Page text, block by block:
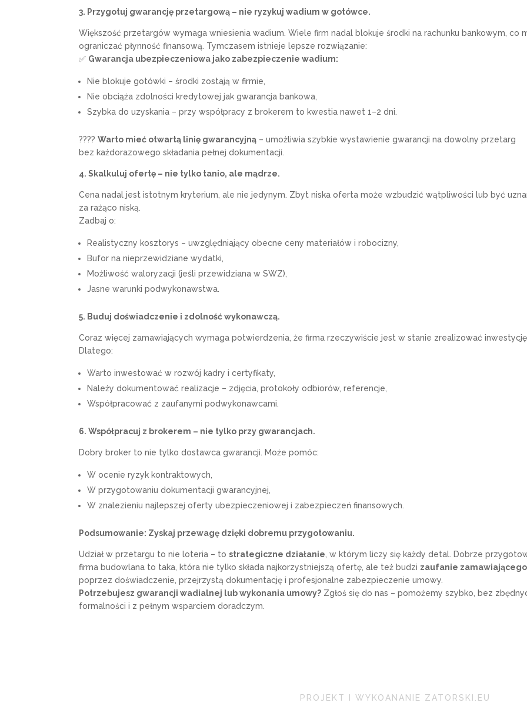
3. Przygotuj gwarancję przetargową – nie ryzykuj wadium w gotówce.
Większość przetargów wymaga wniesienia wadium. Wiele firm nadal blokuje środki na rachunku bankowym, co
ograniczać płynność finansową. Tymczasem istnieje lepsze rozwiązanie:
✅ Gwarancja ubezpieczeniowa jako zabezpieczenie wadium:
Nie blokuje gotówki – środki zostają w firmie,
Nie obciąża zdolności kredytowej jak gwarancja bankowa,
Szybka do uzyskania – przy współpracy z brokerem to kwestia nawet 1–2 dni.
????Warto mieć otwartą linię gwarancyjną – umożliwia szybkie wystawienie gwarancji na dowolny przetarg
bez każdorazowego składania pełnej dokumentacji.
4. Skalkuluj ofertę – nie tylko tanio, ale mądrze.
Cena nadal jest istotnym kryterium, ale nie jedynym. Zbyt niska oferta może wzbudzić wątpliwości lub być
za rażąco niską.
Zadbaj o:
Realistyczny kosztorys – uwzględniający obecne ceny materiałów i robocizny,
Bufor na nieprzewidziane wydatki,
Możliwość waloryzacji (jeśli przewidziana w SWZ),
Jasne warunki podwykonawstwa.
5. Buduj doświadczenie i zdolność wykonawczą.
Coraz więcej zamawiających wymaga potwierdzenia, że firma rzeczywiście jest w stanie zrealizować
Dlatego:
Warto inwestować w rozwój kadry i certyfikaty,
Należy dokumentować realizacje – zdjęcia, protokoły odbiorów, referencje,
Współpracować z zaufanymi podwykonawcami.
6. Współpracuj z brokerem – nie tylko przy gwarancjach.
Dobry broker to nie tylko dostawca gwarancji. Może pomóc:
W ocenie ryzyk kontraktowych,
W przygotowaniu dokumentacji gwarancyjnej,
W znalezieniu najlepszej oferty ubezpieczeniowej i zabezpieczeń finansowych.
Podsumowanie: Zyskaj przewagę dzięki dobremu przygotowaniu.
Udział w przetargu to nie loteria – tostrategiczne działanie , w którym liczy się każdy detal. Dobrze
firma budowlana to taka, która nie tylko składa najkorzystniejszą ofertę, ale też budzi zaufanie zamawiającego
poprzez doświadczenie, przejrzystą dokumentację i profesjonalne zabezpieczenie umowy.
Potrzebujesz gwarancji wadialnej lub wykonania umowy? Zgłoś się do nas – pomożemy szybko, bez
formalności i z pełnym wsparciem doradczym.
PROJEKT I WYKOANANIE ZATORSKI.EU